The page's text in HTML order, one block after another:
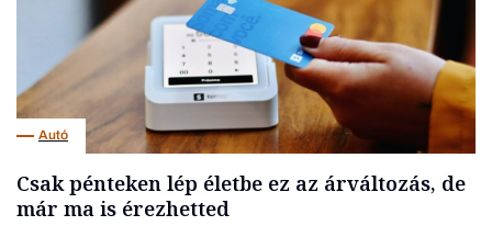
Autó
Csak pénteken lép életbe ez az árváltozás, de
már ma is érezhetted